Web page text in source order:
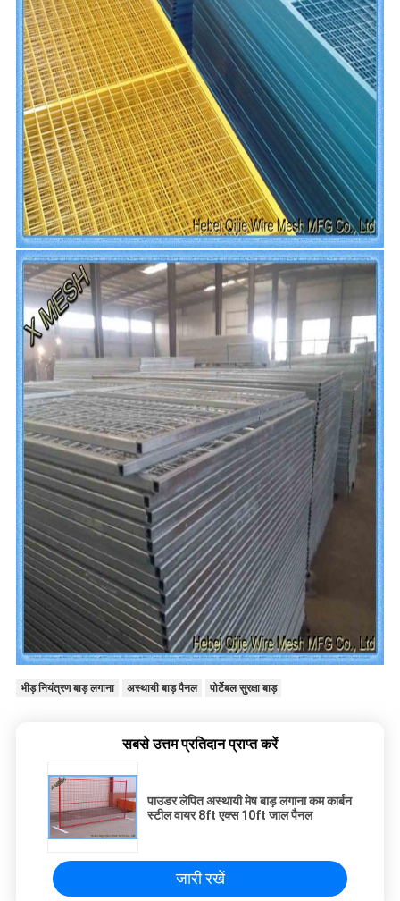
भीड़ नियंत्रण बाड़ लगाना अस्थायी बाड़ पैनल पोर्टेबल सुरक्षा बाड़
सबसे उत्तम प्रतिदान प्राप्त करें
पाउडर लेपित अस्थायी मेष बाड़ लगाना कम कार्बन
स्टील वायर 8ft एक्स 10ft जाल पैनल
जारी रखें